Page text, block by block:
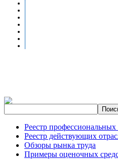
Реестр профессиональных
Реестр действующих
Обзоры рынка труда
Примеры оценочных